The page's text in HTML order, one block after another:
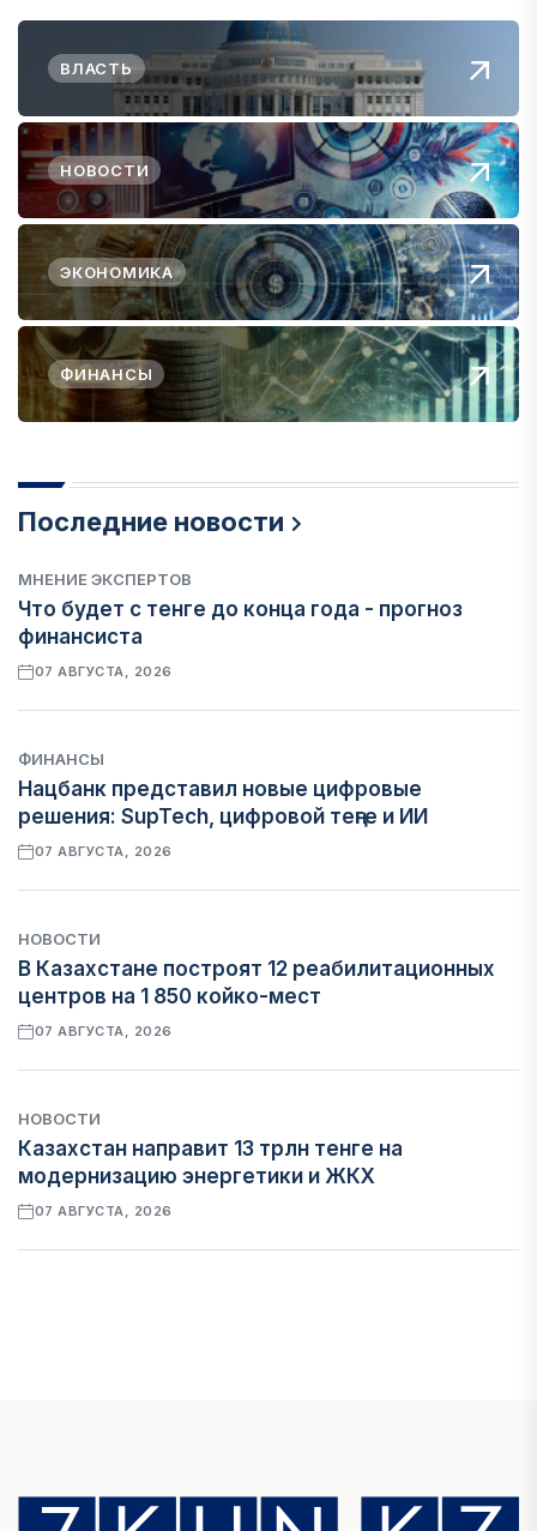
ВЛАСТЬ
НОВОСТИ
ЭКОНОМИКА
ФИНАНСЫ
Последние новости
МНЕНИЕ ЭКСПЕРТОВ
Что будет с тенге до конца года - прогноз
финансиста
07 АВГУСТА, 2026
ФИНАНСЫ
Нацбанк представил новые цифровые
решения: SupTech, цифровой теңге и ИИ
07 АВГУСТА, 2026
НОВОСТИ
В Казахстане построят 12 реабилитационных
центров на 1 850 койко-мест
07 АВГУСТА, 2026
НОВОСТИ
Казахстан направит 13 трлн тенге на
модернизацию энергетики и ЖКХ
07 АВГУСТА, 2026
Денежно-кредитная политика влияет не